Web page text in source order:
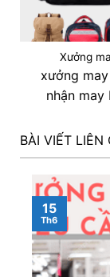
Xưởng
xưởng
nhận
BÀI VIẾT LIÊN
15
Th6